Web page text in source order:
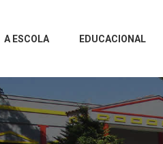
A ESCOLA EDUCACIONAL